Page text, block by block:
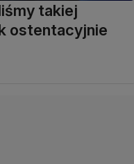
takiej
ostentacyjnie